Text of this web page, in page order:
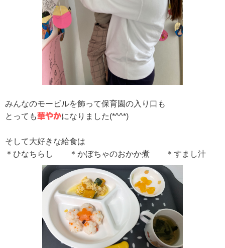
みんなのモービルを飾って保育園の入り口も
とっても華やかになりました(*^^*)
そして大好きな給食は
＊ひなちらし ＊かぼちゃのおかか煮 ＊すまし汁